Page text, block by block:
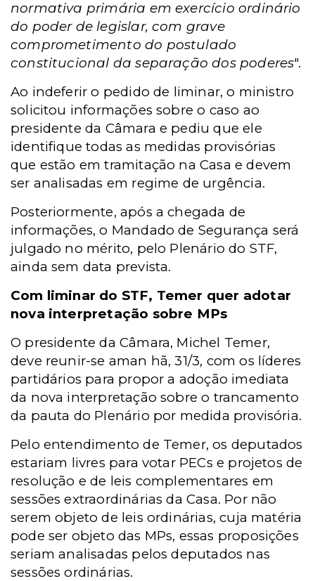
normativa primária em exercício ordinário
do poder de legislar, com grave
comprometimento do postulado
constitucional da separação dos poderes".
Ao indeferir o pedido de liminar, o ministro
solicitou informações sobre o caso ao
presidente da Câmara e pediu que ele
identifique todas as medidas provisórias
que estão em tramitação na Casa e devem
ser analisadas em regime de urgência.
Posteriormente, após a chegada de
informações, o Mandado de Segurança será
julgado no mérito, pelo Plenário do STF,
ainda sem data prevista.
Com liminar do STF, Temer quer adotar
nova interpretação sobre MPs
O presidente da Câmara, Michel Temer,
deve reunir-se aman hã, 31/3, com os líderes
partidários para propor a adoção imediata
da nova interpretação sobre o trancamento
da pauta do Plenário por medida provisória.
Pelo entendimento de Temer, os deputados
estariam livres para votar PECs e projetos de
resolução e de leis complementares em
sessões extraordinárias da Casa. Por não
serem objeto de leis ordinárias, cuja matéria
pode ser objeto das MPs, essas proposições
seriam analisadas pelos deputados nas
sessões ordinárias.